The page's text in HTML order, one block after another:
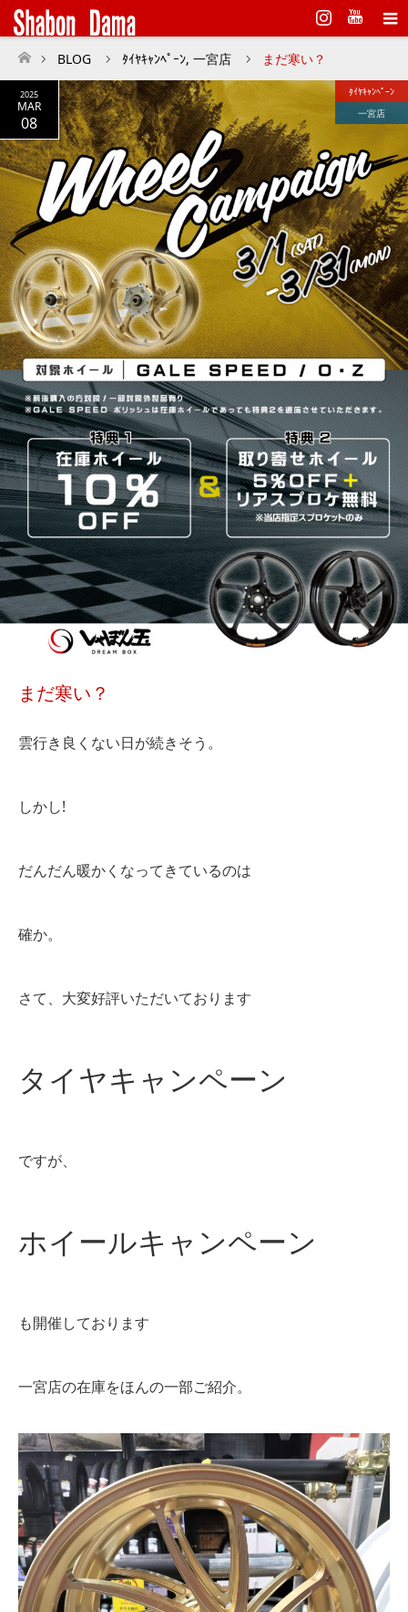
Instagram
ホーム
BLOG ﾀｲﾔｷｬﾝﾍﾟｰﾝ, 一宮店 まだ寒い？
2025
MAR
08
ﾀｲﾔｷｬﾝﾍﾟｰﾝ
一宮店
まだ寒い？
雲行き良くない日が続きそう。
しかし!
だんだん暖かくなってきているのは
確か。
さて、大変好評いただいております
タイヤキャンペーン
ですが、
ホイールキャンペーン
も開催しております
一宮店の在庫をほんの一部ご紹介。